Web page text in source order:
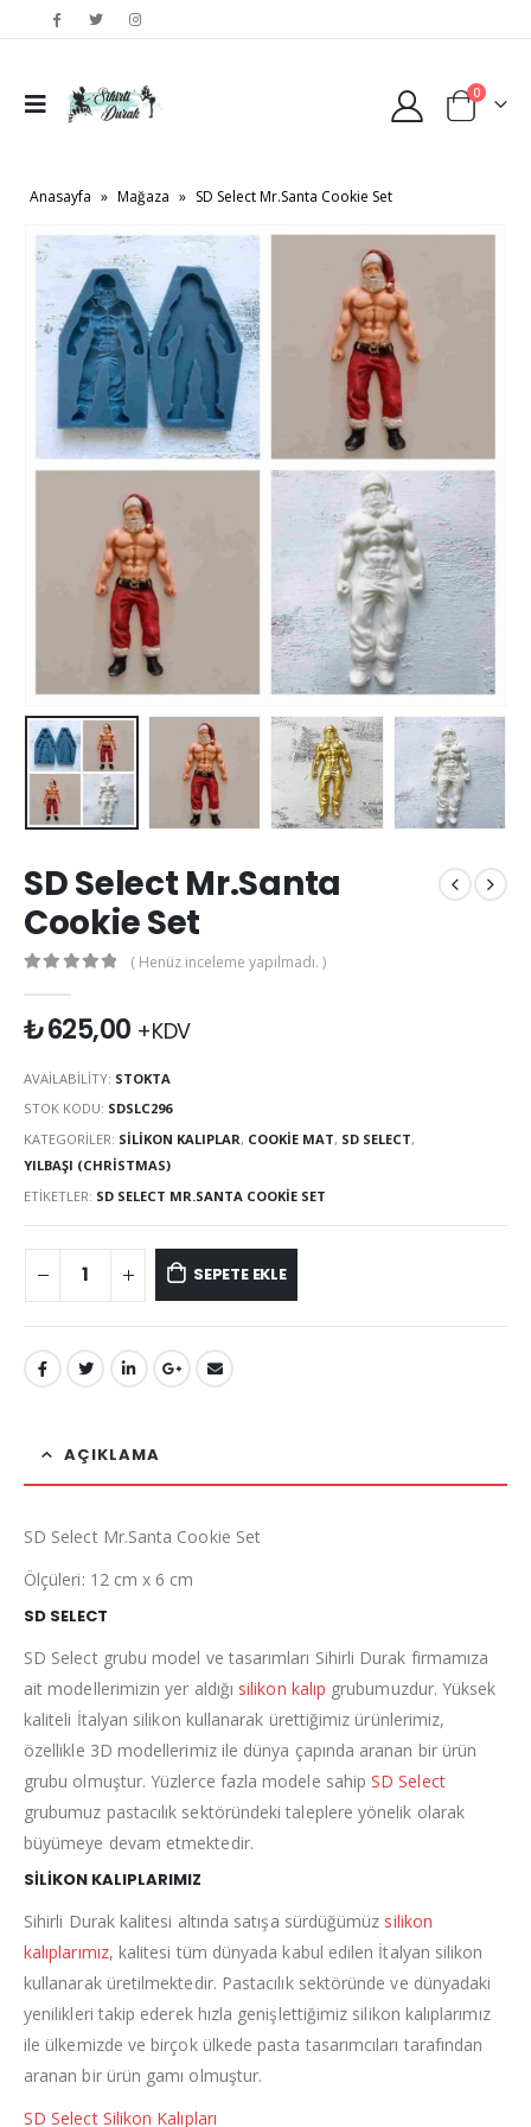
0
Anasayfa » Mağaza » SD Select Mr.Santa Cookie Set
SD Select Mr.Santa
Cookie Set
( Henüz inceleme yapılmadı. )
₺625,00 +KDV
AVAILABILITY: STOKTA
STOK KODU: SDSLC296
KATEGORILER: SILIKON KALIPLAR, COOKIE MAT, SD SELECT,
YILBAŞI (CHRISTMAS)
ETIKETLER: SD SELECT MR.SANTA COOKIE SET
SEPETE EKLE
AÇIKLAMA
SD Select Mr.Santa Cookie Set
Ölçüleri: 12 cm x 6 cm
SD SELECT
SD Select grubu model ve tasarımları Sihirli Durak firmamıza
ait modellerimizin yer aldığı silikon kalıp grubumuzdur. Yüksek
kaliteli İtalyan silikon kullanarak ürettiğimiz ürünlerimiz,
özellikle 3D modellerimiz ile dünya çapında aranan bir ürün
grubu olmuştur. Yüzlerce fazla modele sahipSD Select
grubumuz pastacılık sektöründeki taleplere yönelik olarak
büyümeye devam etmektedir.
SİLİKON KALIPLARIMIZ
Sihirli Durak kalitesi altında satışa sürdüğümüz silikon
kalıplarımız, kalitesi tüm dünyada kabul edilen İtalyan silikon
kullanarak üretilmektedir. Pastacılık sektöründe ve dünyadaki
yenilikleri takip ederek hızla genişlettiğimiz silikon kalıplarımız
ile ülkemizde ve birçok ülkede pasta tasarımcıları tarafından
aranan bir ürün gamı olmuştur.
SD Select Silikon Kalıpları